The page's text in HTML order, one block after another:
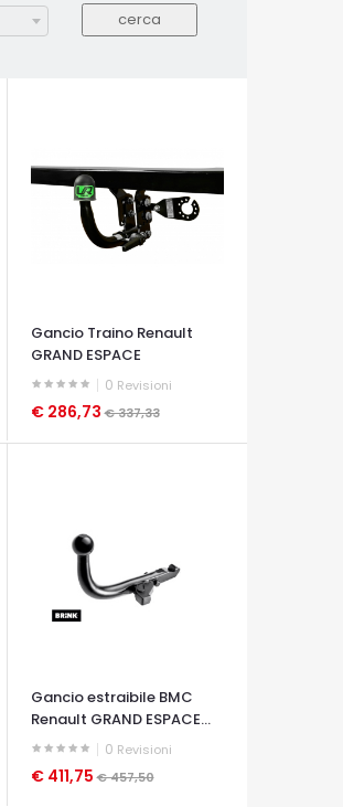
Gancio Traino Renault
GRAND ESPACE
0 Revisioni
€ 286,73€ 337,33
OCCHIATA VELOCE
Gancio estraibile BMC
Renault GRAND ESPACE...
0 Revisioni
€ 411,75€ 457,50